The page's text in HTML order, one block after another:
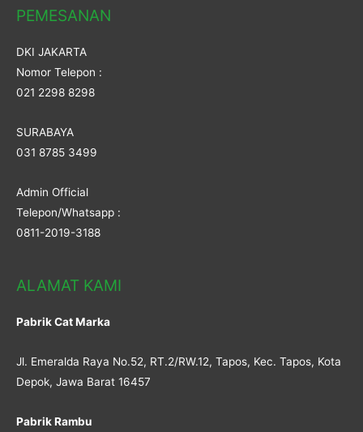
PEMESANAN
DKI JAKARTA
Nomor Telepon :
021 2298 8298
SURABAYA
031 8785 3499
Admin Official
Telepon/Whatsapp :
0811-2019-3188
ALAMAT KAMI
Pabrik Cat Marka
Jl. Emeralda Raya No.52, RT.2/RW.12, Tapos, Kec. Tapos, Kota
Depok, Jawa Barat 16457
Pabrik Rambu